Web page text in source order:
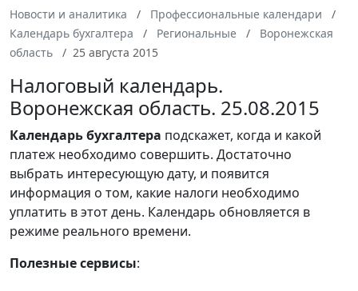
Новости и аналитика
Профессиональные календари
Календарь бухгалтера
Региональные
Воронежская
область
25 августа 2015
Налоговый календарь.
Воронежская область. 25.08.2015
Календарьбухгалтера подскажет, когда и какой
платеж необходимо совершить. Достаточно
выбрать интересующую дату, и появится
информация о том, какие налоги необходимо
уплатить в этот день. Календарь обновляется в
режиме реального времени.
Полезные сервисы: